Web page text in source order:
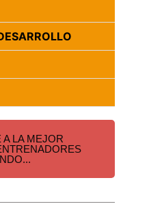
A LA MEJOR